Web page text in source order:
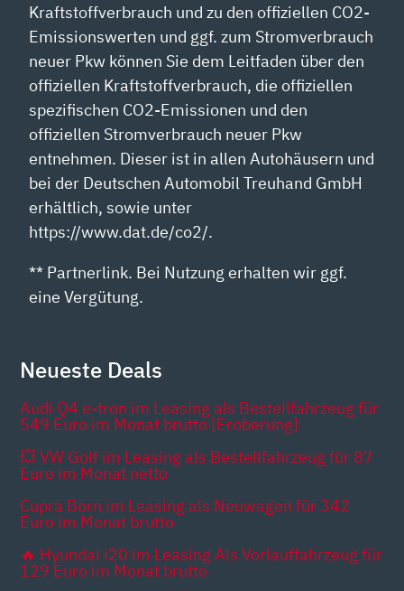
Kraftstoffverbrauch und zu den offiziellen CO2-
Emissionswerten und ggf. zum Stromverbrauch
neuer Pkw können Sie dem Leitfaden über den
offiziellen Kraftstoffverbrauch, die offiziellen
spezifischen CO2-Emissionen und den
offiziellen Stromverbrauch neuer Pkw
entnehmen. Dieser ist in allen Autohäusern und
bei der Deutschen Automobil Treuhand GmbH
erhältlich, sowie unter
https://www.dat.de/co2/.
** Partnerlink. Bei Nutzung erhalten wir ggf.
eine Vergütung.
Neueste Deals
Audi Q4 e-tron im Leasing als Bestellfahrzeug für
549 Euro im Monat brutto [Eroberung]
💥 VW Golf im Leasing als Bestellfahrzeug für 87
Euro im Monat netto
Cupra Born im Leasing als Neuwagen für 342
Euro im Monat brutto
🔥 Hyundai i20 im Leasing Als Vorlauffahrzeug für
129 Euro im Monat brutto